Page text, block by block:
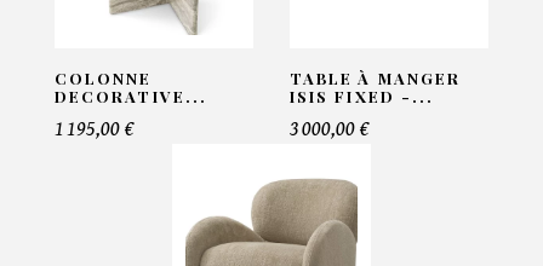
Telephone*
Nombre de produit*
COLONNE
DECORATIVE...
1 195,00 €
TABLE À MANGER
ISIS FIXED -...
3 000,00 €